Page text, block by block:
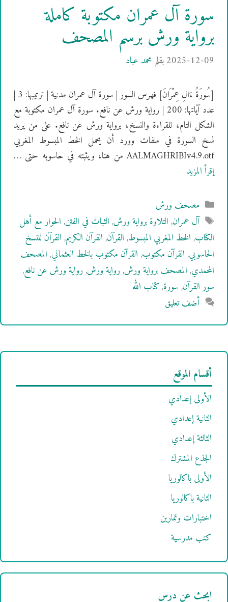
سورة آل عمران مكتوبة كاملة
برواية ورش برسم المصحف
2025-12-09بقلم محمد عباد
[سُورَةُ ءَالِ عِمْرَانَ] فهرس السور | سورة آل عمران مدنية | ترتيبها: 3 |
عدد آياتها: 200 | رواية ورش عن نافع. سورة آل عمران مكتوبة مع
الشكل التام، للقراءة والنسخ، برواية ورش عن نافع. على من يريد
نسخ السورة في ملفات وورد أن يحمل الخط المبسوط المغربي
AALMAGHRIBIv4.9.otf من هنا، ويثبته في حاسوبه حتى …
إقرأ المزيد
التصنيفات
مصحف ورش
الوسوم
آل عمران,التلاوة برواية ورش,الثبات في الفتن,الحوار مع أهل
الكتاب,الخط المغربي المبسوط,القرآن,القرآن الكريم,القرآن للنسخ
الحاسوبي,القرآن مكتوب,القرآن مكتوب بالخط العثماني,المصحف
المحمدي,المصحف برواية ورش,رواية ورش,رواية ورش عن نافع,
سور القرآن,سورة,كتاب الله
أضف تعليق
أقسام الموقع
الأولى إعدادي
الثانية إعدادي
الثالثة إعدادي
الجذع المشترك
الأولى باكالوريا
الثانية باكالوريا
اختبارات وتمارين
كتب مدرسية
ابحث عن درس